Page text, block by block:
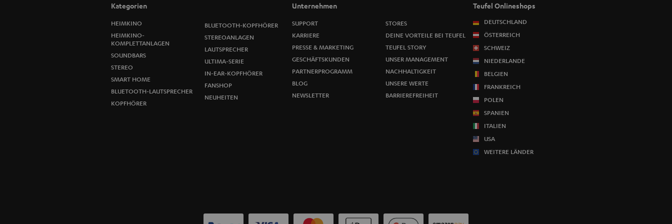
u
Kategorien
HEIMKINO
HEIMKINO-
KOMPLETTANLAGEN
SOUNDBARS
STEREO
SMART HOME
BLUETOOTH-LAUTSPRECHER
KOPFHÖRER
BLUETOOTH-KOPFHÖRER
STEREOANLAGEN
LAUTSPRECHER
ULTIMA-SERIE
IN-EAR-KOPFHÖRER
FANSHOP
NEUHEITEN
Unternehmen
SUPPORT
KARRIERE
PRESSE & MARKETING
GESCHÄFTSKUNDEN
PARTNERPROGRAMM
BLOG
NEWSLETTER
STORES
DEINE VORTEILE BEI TEUFEL
TEUFEL STORY
UNSER MANAGEMENT
NACHHALTIGKEIT
UNSERE WERTE
BARRIEREFREIHEIT
Teufel Onlineshops
DEUTSCHLAND
ÖSTERREICH
SCHWEIZ
NIEDERLANDE
BELGIEN
FRANKREICH
POLEN
SPANIEN
ITALIEN
USA
WEITERE LÄNDER